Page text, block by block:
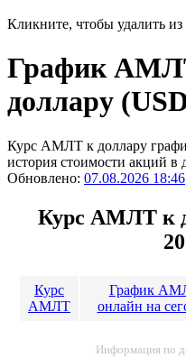
Кликните, чтобы удалить
График
доллару
Курс АМЛТ к доллару
история стоимости акций
Обновлено: 07.08.2026 18:46
Курс АМЛТ к
Курс
АМЛТ
График
онлайн на
Информация по